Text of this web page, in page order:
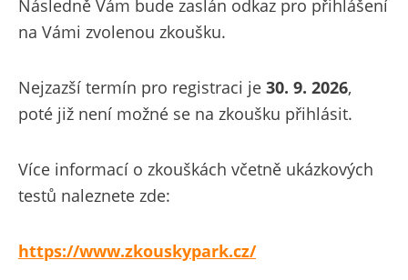
Následně Vám bude zaslán odkaz pro přihlášení
na Vámi zvolenou zkoušku.
Nejzazší termín pro registraci je 30. 9. 2026,
poté již není možné se na zkoušku přihlásit.
Více informací o zkouškách včetně ukázkových
testů naleznete zde:
https://www.zkouskypark.cz/